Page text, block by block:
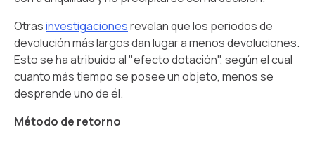
Otrasinvestigacionesrevelan que los periodos de
devolución más largos dan lugar a menos devoluciones.
Esto se ha atribuido al "efecto dotación", según el cual
cuanto más tiempo se posee un objeto, menos se
desprende uno de él.
Método de retorno